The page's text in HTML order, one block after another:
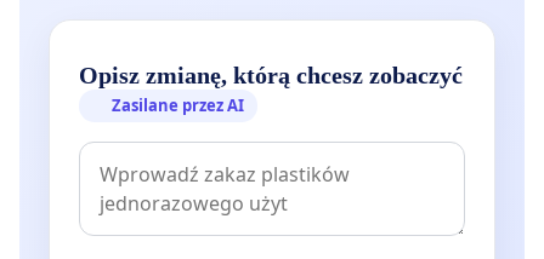
Opisz zmianę, którą chcesz zobaczyć
Zasilane przez AI